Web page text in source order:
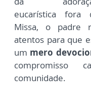
eucarística fora
Missa, o padre
atentos para que
um mero
compromisso
comunidade.